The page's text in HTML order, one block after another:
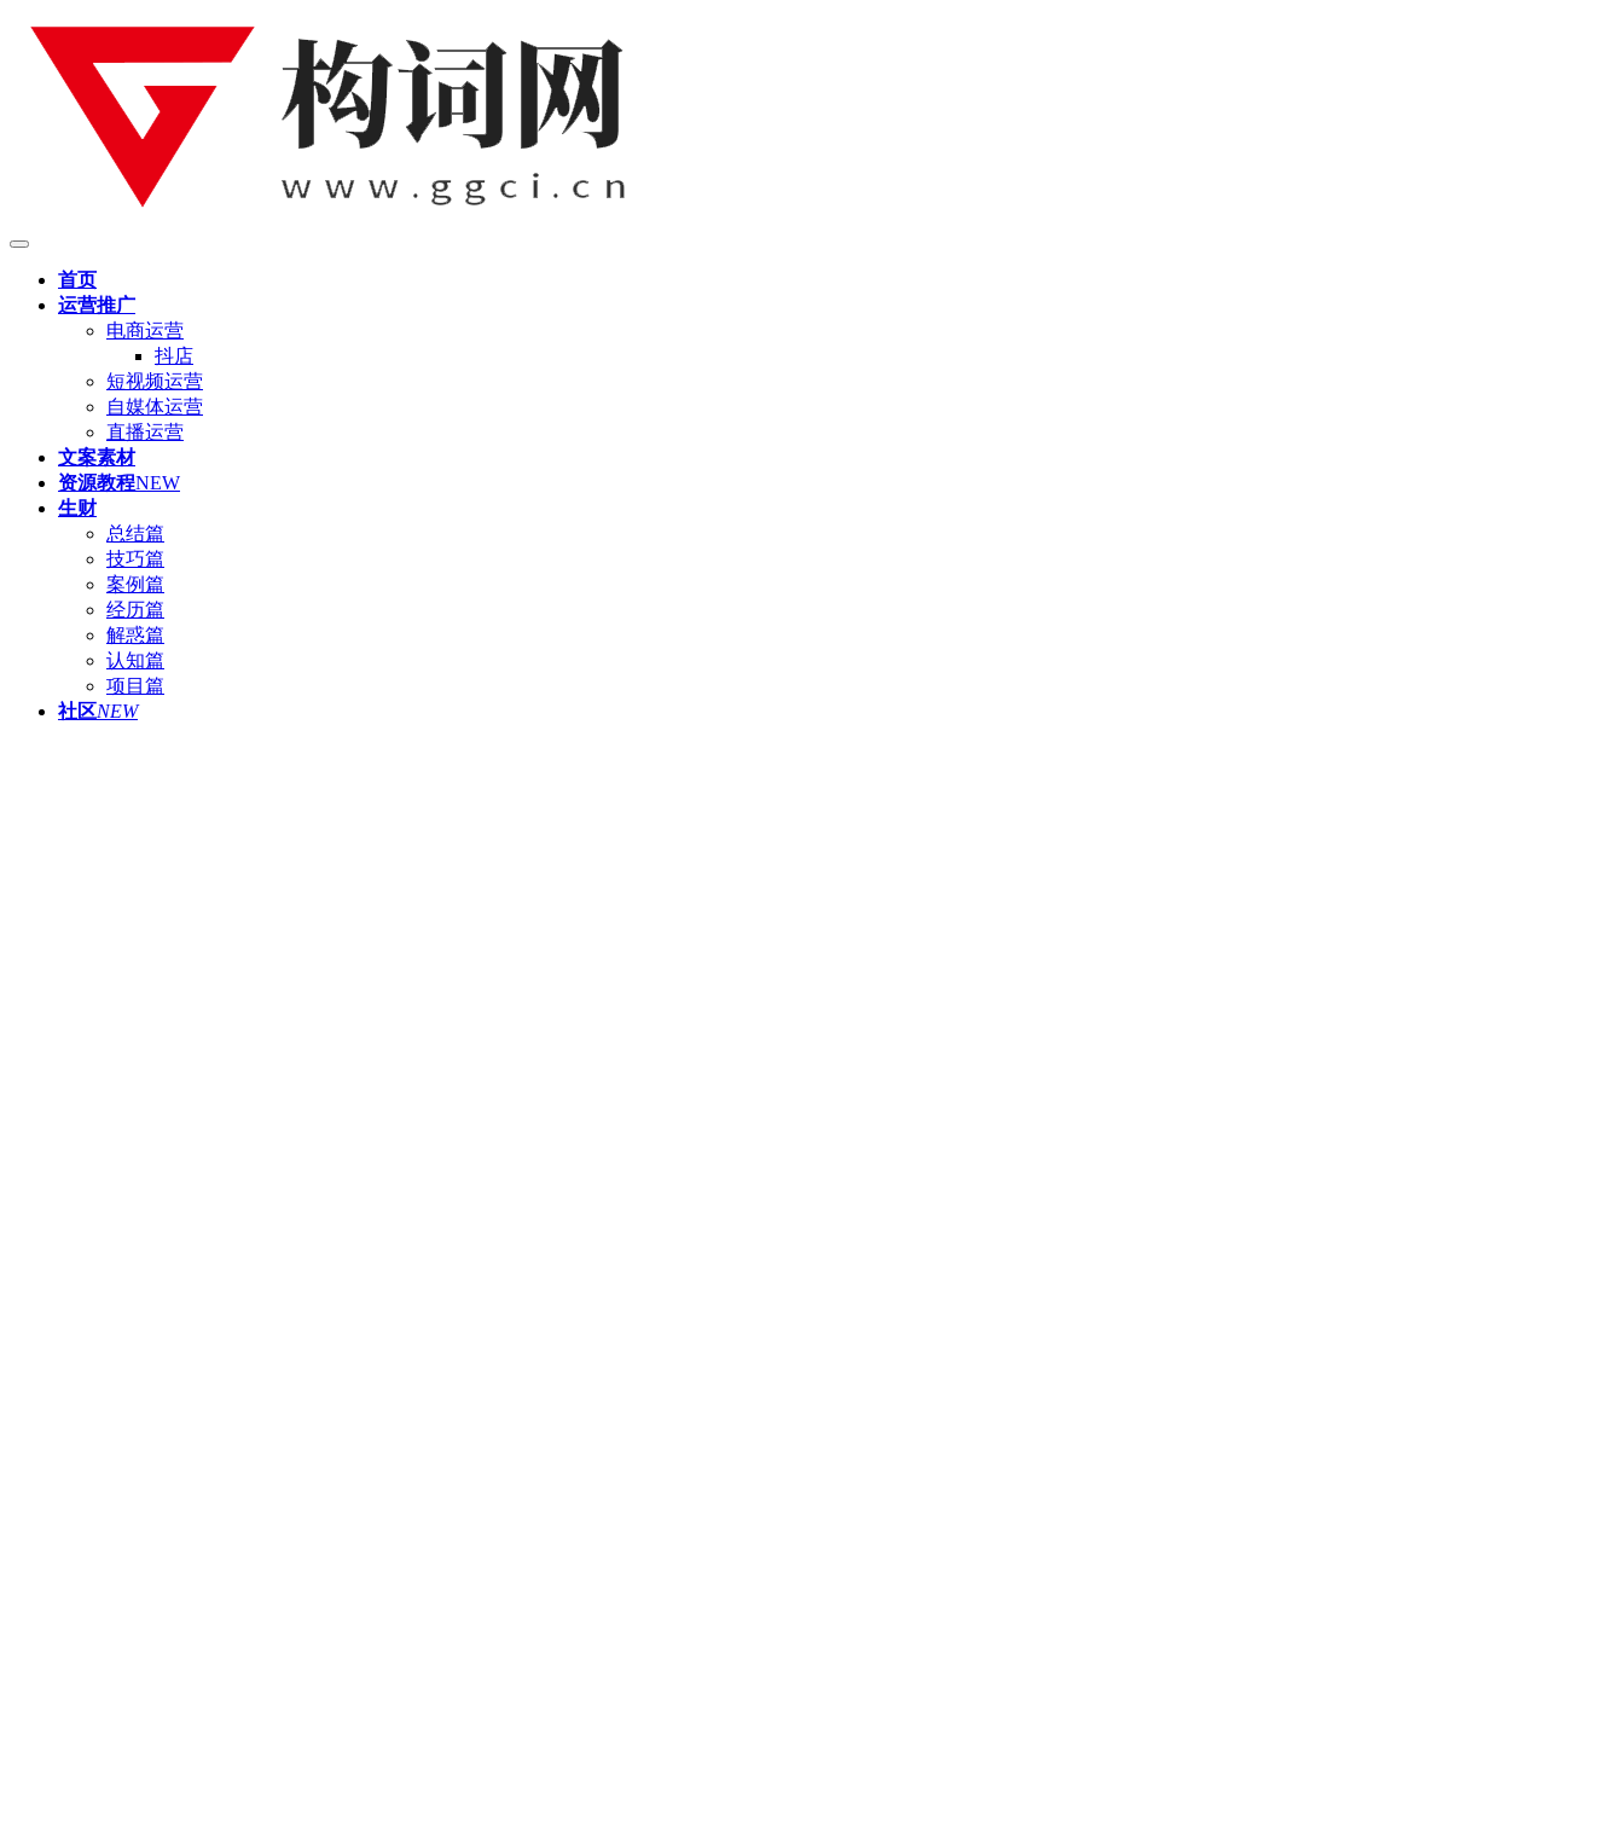
首页
运营推广
电商运营
抖店
短视频运营
自媒体运营
直播运营
文案素材
资源教程NEW
生财
总结篇
技巧篇
案例篇
经历篇
解惑篇
认知篇
项目篇
社区NEW